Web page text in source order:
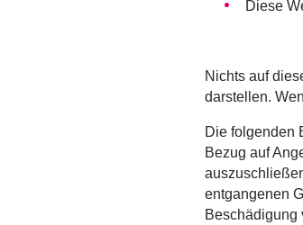
Diese
Nichts auf
darstellen.
Die folgenden
Bezug auf
entgangenen
Beschädigung